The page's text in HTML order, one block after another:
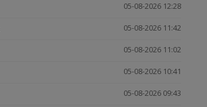
05-08-2026 12:28
05-08-2026 11:42
05-08-2026 11:02
05-08-2026 10:41
05-08-2026 09:43